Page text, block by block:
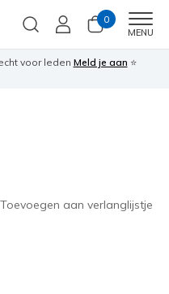
0
MENU
voor leden Meld je aan ⭐
Toevoegen aan verlanglijstje